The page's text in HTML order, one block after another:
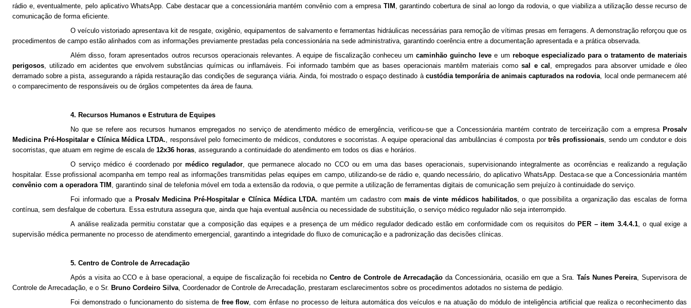
rádio e, eventualmente, pelo aplicativo WhatsApp. Cabe destacar que a concessionária mantém convênio com a empresa TIM , garantindo cobertura de sinal ao longo da rodovia, o que viabiliza a utilização desse recurso de
comunicação de forma eficiente.
O veículo vistoriado apresentava kit de resgate, oxigênio, equipamentos de salvamento e ferramentas hidráulicas necessárias para remoção de vítimas presas em ferragens. A demonstração reforçou que os
procedimentos de campo estão alinhados com as informações previamente prestadas pela concessionária na sede administrativa, garantindo coerência entre a documentação apresentada e a prática observada.
Além disso, foram apresentados outros recursos operacionais relevantes. A equipe de fiscalização conheceu umcaminhão guincho leve e um reboque especializado para o tratamento de materiais
perigosos, utilizado em acidentes que envolvem substâncias químicas ou inflamáveis. Foi informado também que as bases operacionais mantêm materiais comosal e cal , empregados para absorver umidade e óleo
derramado sobre a pista, assegurando a rápida restauração das condições de segurança viária. Ainda, foi mostrado o espaço destinado à custódia temporária de animais capturados na rodovia, local onde permanecem até
o comparecimento de responsáveis ou de órgãos competentes da área de fauna.
4. Recursos Humanos e Estrutura de Equipes
No que se refere aos recursos humanos empregados no serviço de atendimento médico de emergência, verificou-se que a Concessionária mantém contrato de terceirização com a empresa Prosalv
Medicina Pré-Hospitalar e Clínica Médica LTDA., responsável pelo fornecimento de médicos, condutores e socorristas. A equipe operacional das ambulâncias é composta portrês profissionais, sendo um condutor e dois
socorristas, que atuam em regime de escala de 12x36 horas, assegurando a continuidade do atendimento em todos os dias e horários.
O serviço médico é coordenado por médico regulador, que permanece alocado no CCO ou em uma das bases operacionais, supervisionando integralmente as ocorrências e realizando a regulação
hospitalar. Esse profissional acompanha em tempo real as informações transmitidas pelas equipes em campo, utilizando-se de rádio e, quando necessário, do aplicativo WhatsApp. Destaca-se que a Concessionária mantém
convênio com a operadora TIM , garantindo sinal de telefonia móvel em toda a extensão da rodovia, o que permite a utilização de ferramentas digitais de comunicação sem prejuízo à continuidade do serviço.
Foi informado que a Prosalv Medicina Pré-Hospitalar e Clínica Médica LTDA. mantém um cadastro commais de vinte médicos habilitados, o que possibilita a organização das escalas de forma
contínua, sem desfalque de cobertura. Essa estrutura assegura que, ainda que haja eventual ausência ou necessidade de substituição, o serviço médico regulador não seja interrompido.
A análise realizada permitiu constatar que a composição das equipes e a presença de um médico regulador dedicado estão em conformidade com os requisitos do PER – item 3.4.4.1, o qual exige a
supervisão médica permanente no processo de atendimento emergencial, garantindo a integridade do fluxo de comunicação e a padronização das decisões clínicas.
5. Centro de Controle de Arrecadação
Após a visita ao CCO e à base operacional, a equipe de fiscalização foi recebida noCentro de Controle de Arrecadação da Concessionária, ocasião em que a Sra. Taís Nunes Pereira, Supervisora de
Controle de Arrecadação, e o Sr. Bruno Cordeiro Silva, Coordenador de Controle de Arrecadação, prestaram esclarecimentos sobre os procedimentos adotados no sistema de pedágio.
Foi demonstrado o funcionamento do sistema de free flow, com ênfase no processo de leitura automática dos veículos e na atuação do módulo de inteligência artificial que realiza o reconhecimento das